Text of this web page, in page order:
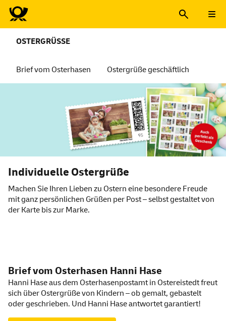
OSTERGRÜSSE
Brief vom Osterhasen Ostergrüße geschäftlich
Individuelle Ostergrüße
Machen Sie Ihren Lieben zu Ostern eine besondere Freude
mit ganz persönlichen Grüßen per Post – selbst gestaltet von
der Karte bis zur Marke.
Ostergrüße
Brief vom Osterhasen Hanni Hase
Hanni Hase aus dem Osterhasenpostamt in Ostereistedt freut
sich über Ostergrüße von Kindern – ob gemalt, gebastelt
oder geschrieben. Und Hanni Hase antwortet garantiert!